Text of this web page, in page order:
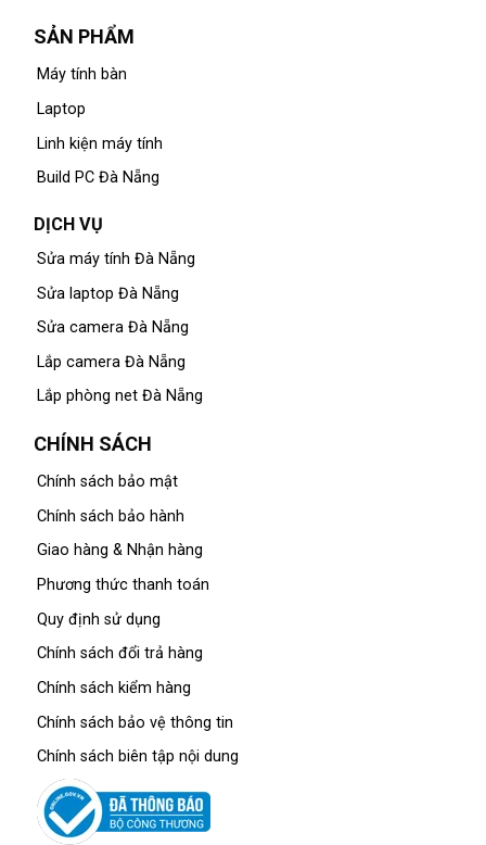
SẢN PHẨM
Máy tính bàn
Laptop
Linh kiện máy tính
Build PC Đà Nẵng
DỊCH VỤ
Sửa máy tính Đà Nẵng
Sửa laptop Đà Nẵng
Sửa camera Đà Nẵng
Lắp camera Đà Nẵng
Lắp phòng net Đà Nẵng
CHÍNH SÁCH
Chính sách bảo mật
Chính sách bảo hành
Giao hàng & Nhận hàng
Phương thức thanh toán
Quy định sử dụng
Chính sách đổi trả hàng
Chính sách kiểm hàng
Chính sách bảo vệ thông tin
Chính sách biên tập nội dung